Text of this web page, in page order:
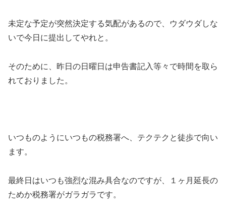
未定な予定が突然決定する気配があるので、ウダウダしな
いで今日に提出してやれと。
そのために、昨日の日曜日は申告書記入等々で時間を取ら
れておりました。
いつものようにいつもの税務署へ、テクテクと徒歩で向い
ます。
最終日はいつも強烈な混み具合なのですが、１ヶ月延長の
ためか税務署がガラガラです。